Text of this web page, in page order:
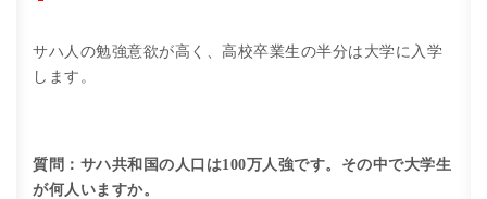
サハ人の勉強意欲が高く、高校卒業生の半分は大学に入学
します。
質問：サハ共和国の人口は100万人強です。その中で大学生
が何人いますか。